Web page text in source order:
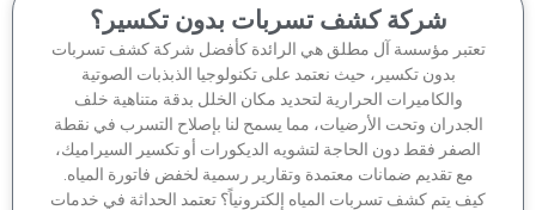
شركة كشف تسربات بدون تكسير؟
مؤسسة آل مطلق هي الرائدة كأفضل شركة كشف تسربات
بدون تكسير، حيث نعتمد على تكنولوجيا الذبذبات الصوتية
والكاميرات الحرارية لتحديد مكان الخلل بدقة متناهية خلف
وتحت الأرضيات، مما يسمح لنا بإصلاح التسرب في نقطة
فقط دون الحاجة لتشويه الديكورات أو تكسير السيراميك،
مع تقديم ضمانات معتمدة وتقارير رسمية لخفض فاتورة المياه.
يتم كشف تسربات المياه إلكترونياً؟ تعتمد الحداثة في خدمات